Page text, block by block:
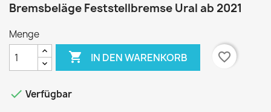
Bremsbeläge Feststellbremse Ural ab 2021
Menge
 IN DEN WARENKORB favorite_border
 Verfügbar